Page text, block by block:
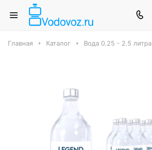
Главная Каталог Вода 0.25 - 2.5 литра